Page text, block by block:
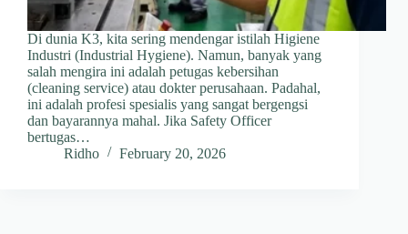
Di dunia K3, kita sering mendengar istilah Higiene
Industri (Industrial Hygiene). Namun, banyak yang
salah mengira ini adalah petugas kebersihan
(cleaning service) atau dokter perusahaan. Padahal,
ini adalah profesi spesialis yang sangat bergengsi
dan bayarannya mahal. Jika Safety Officer
bertugas…
Ridho
February 20, 2026